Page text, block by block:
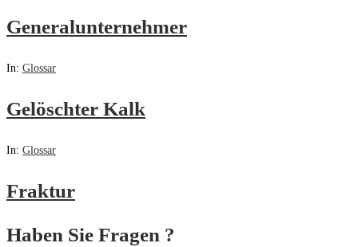
Generalunternehmer
In: Glossar
Gelöschter Kalk
In: Glossar
Fraktur
Haben Sie Fragen ?